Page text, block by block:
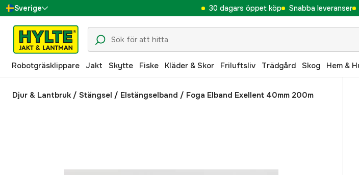
Sverige
Danmark
Suomi
Norge
Deutschland
30 dagars öppet köp Snabba leveranser
Robotgräsklippare Jakt Skytte Fiske Kläder & Skor Friluftsliv Trädgård Skog Hem &
Djur & Lantbruk / Stängsel / Elstängselband / Foga Elband Exellent 40mm 200m